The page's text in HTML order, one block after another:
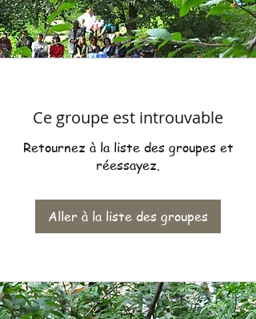
Ce groupe est introuvable
Retournez à la liste des groupes et
réessayez.
Aller à la liste des groupes